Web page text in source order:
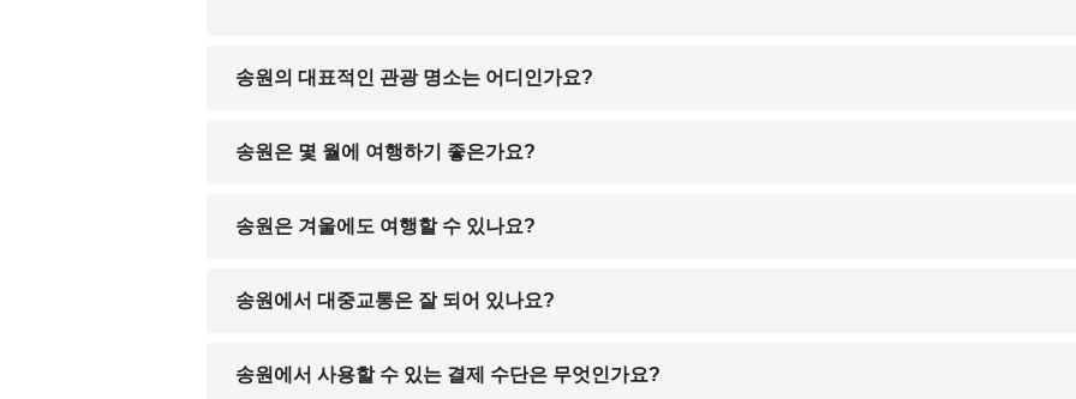
송원의 대표적인 관광 명소는 어디인가요?
장백산 서쪽에 위치한 송원은 자연 풍경이 아름다운 지역으로, 차하얼 사막, 대청산림공원 등 생태 관광지가 인기
송원은 몇 월에 여행하기 좋은가요?
5월에서 9월까지가 가장 쾌적한 시기로, 날씨가 온화하고 자연도 푸르러 여행하기 좋습니다.
송원은 겨울에도 여행할 수 있나요?
겨울은 평균기온이 매우 낮고 눈이 자주 오지만, 겨울 스포츠와 설경을 즐기기에 좋습니다. 보온 장비는 필수입니
송원에서 대중교통은 잘 되어 있나요?
시내버스와 택시가 잘 운영되고 있으며, 장춘 등 주요 도시와는 고속철도로 연결되어 있어 교통 접근성이 양호합니
송원에서 사용할 수 있는 결제 수단은 무엇인가요?